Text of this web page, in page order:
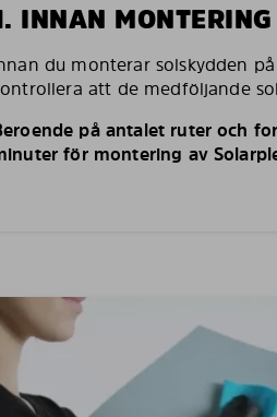
INNAN MONTERING
du monterar solskydden
att de medföljande
på antalet ruter och
för montering av